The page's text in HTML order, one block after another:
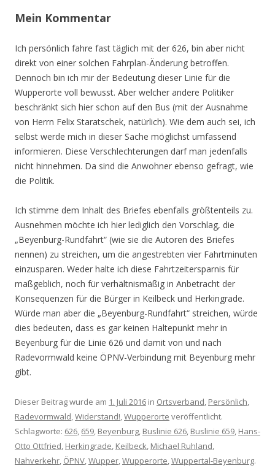
Mein Kommentar
Ich persönlich fahre fast täglich mit der 626, bin aber nicht
direkt von einer solchen Fahrplan-Änderung betroffen.
Dennoch bin ich mir der Bedeutung dieser Linie für die
Wupperorte voll bewusst. Aber welcher andere Politiker
beschränkt sich hier schon auf den Bus (mit der Ausnahme
von Herrn Felix Staratschek, natürlich). Wie dem auch sei, ich
selbst werde mich in dieser Sache möglichst umfassend
informieren. Diese Verschlechterungen darf man jedenfalls
nicht hinnehmen. Da sind die Anwohner ebenso gefragt, wie
die Politik.
Ich stimme dem Inhalt des Briefes ebenfalls größtenteils zu.
Ausnehmen möchte ich hier lediglich den Vorschlag, die
„Beyenburg-Rundfahrt“ (wie sie die Autoren des Briefes
nennen) zu streichen, um die angestrebten vier Fahrtminuten
einzusparen. Weder halte ich diese Fahrtzeitersparnis für
maßgeblich, noch für verhältnismäßig in Anbetracht der
Konsequenzen für die Bürger in Keilbeck und Herkingrade.
Würde man aber die „Beyenburg-Rundfahrt“ streichen, würde
dies bedeuten, dass es gar keinen Haltepunkt mehr in
Beyenburg für die Linie 626 und damit von und nach
Radevormwald keine ÖPNV-Verbindung mit Beyenburg mehr
gibt.
Dieser Beitrag wurde am 1. Juli 2016 in Ortsverband, Persönlich,
Radevormwald,Widerstand!,Wupperorte veröffentlicht.
Schlagworte: 626, 659, Beyenburg, Buslinie 626, Buslinie 659, Hans-
Otto Ottfried, Herkingrade, Keilbeck, Michael Ruhland,
Nahverkehr, ÖPNV,Wupper,Wupperorte,Wuppertal-Beyenburg.